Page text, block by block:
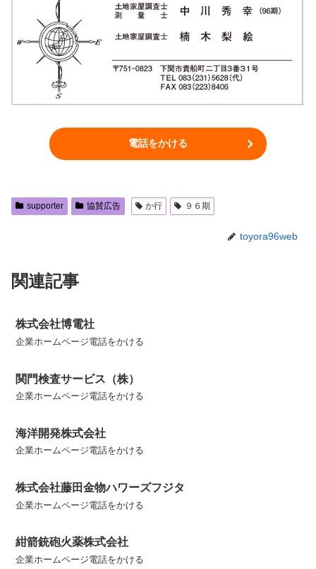
電話をかける
supporter 協賛広告 か行 ９６期
toyora96web
関連記事
株式会社博電社
企業ホームページ電話をかける
関門検査サービス（株）
企業ホームページ電話をかける
海洋開発株式会社
企業ホームページ電話をかける
株式会社藤田金物ハワーズフジタ
企業ホームページ電話をかける
紺箭銃砲火薬株式会社
企業ホームページ電話をかける